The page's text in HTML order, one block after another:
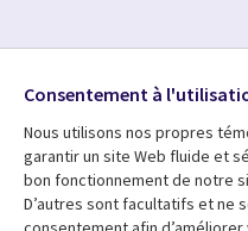
Suivez-nous
Social
Media
Global
FR
Consentement à
Nous utilisons nos propres
garantir un site Web fluide et
bon fonctionnement de notre
D’autres sont facultatifs et ne